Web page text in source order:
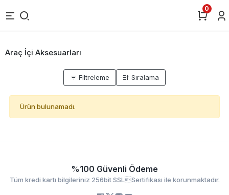
0
Araç İçi Aksesuarları
Filtreleme Sıralama
Ürün bulunamadı.
%100 Güvenli Ödeme
Tüm kredi kartı bilgileriniz 256bit SSLSertifikası ile korunmaktadır.